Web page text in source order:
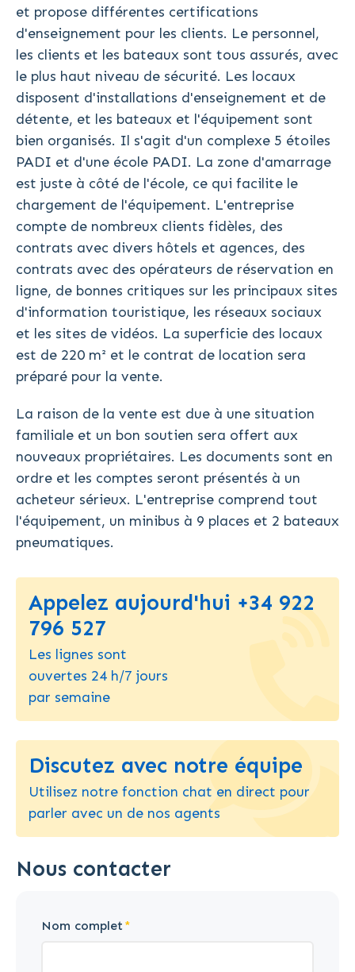
et propose différentes certifications
d'enseignement pour les clients. Le personnel,
les clients et les bateaux sont tous assurés, avec
le plus haut niveau de sécurité. Les locaux
disposent d'installations d'enseignement et de
détente, et les bateaux et l'équipement sont
bien organisés. Il s'agit d'un complexe 5 étoiles
PADI et d'une école PADI. La zone d'amarrage
est juste à côté de l'école, ce qui facilite le
chargement de l'équipement. L'entreprise
compte de nombreux clients fidèles, des
contrats avec divers hôtels et agences, des
contrats avec des opérateurs de réservation en
ligne, de bonnes critiques sur les principaux sites
d'information touristique, les réseaux sociaux
et les sites de vidéos. La superficie des locaux
est de 220 m² et le contrat de location sera
préparé pour la vente.
La raison de la vente est due à une situation
familiale et un bon soutien sera offert aux
nouveaux propriétaires. Les documents sont en
ordre et les comptes seront présentés à un
acheteur sérieux. L'entreprise comprend tout
l'équipement, un minibus à 9 places et 2 bateaux
pneumatiques.
Appelez aujourd'hui +34 922
796 527
Les lignes sont
ouvertes 24 h/7 jours
par semaine
Discutez avec notre équipe
Utilisez notre fonction chat en direct pour
parler avec un de nos agents
Nous contacter
Nom complet